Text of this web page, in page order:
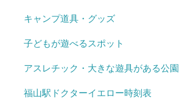
キャンプ道具・グッズ
子どもが遊べるスポット
アスレチック・大きな遊具がある公園
福山駅ドクターイエロー時刻表